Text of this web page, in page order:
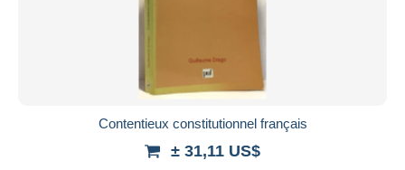
Contentieux constitutionnel français
± 31,11 US$